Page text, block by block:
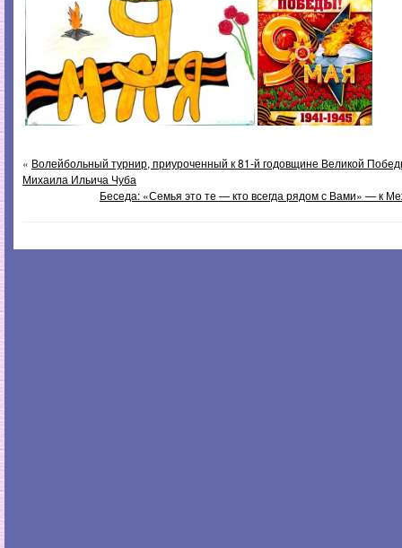
« Волейбольный турнир, приуроченный к 81-й годовщине Великой
Михаила Ильича Чуба
Беседа: «Семья это те — кто всегда рядом с Вами» — к